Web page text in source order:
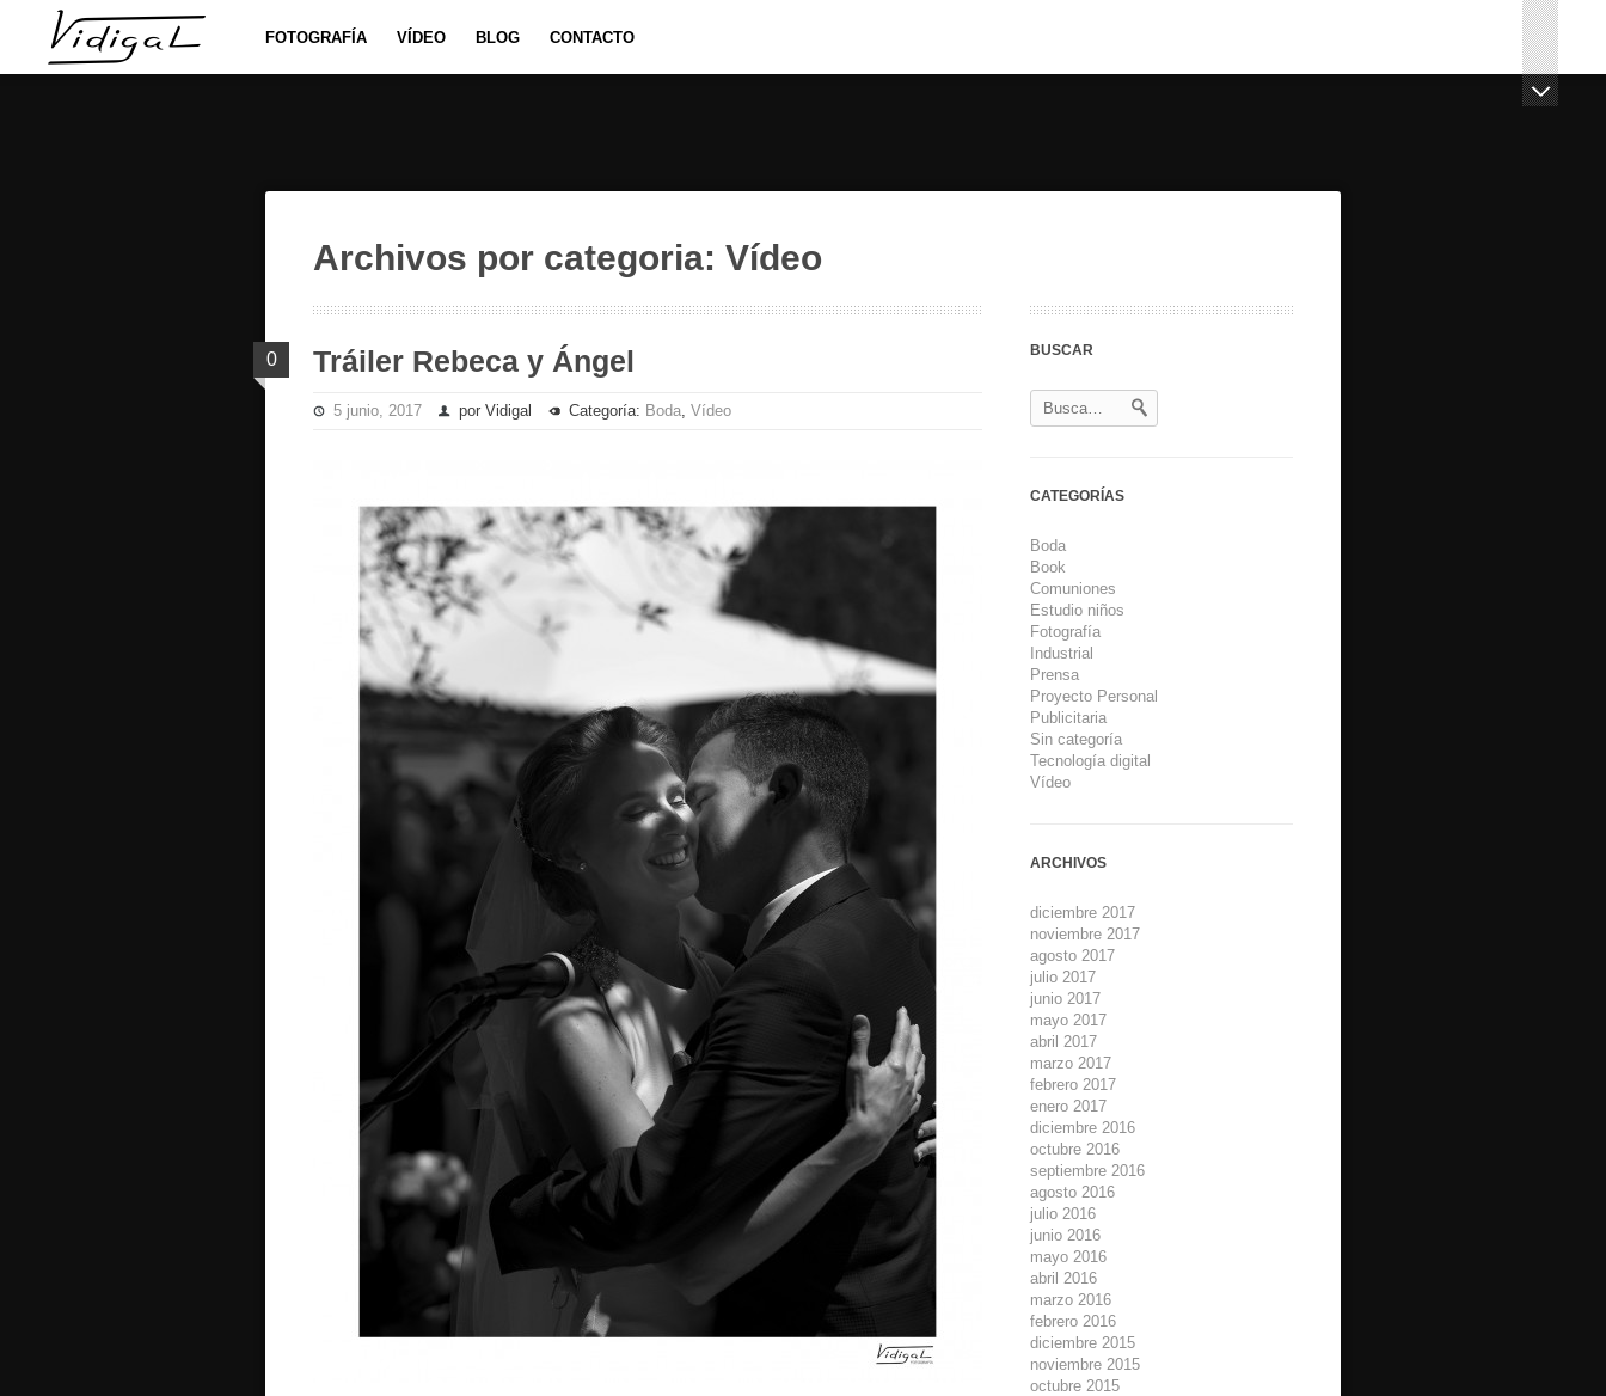
FOTOGRAFÍA VÍDEO BLOG CONTACTO
Archivos por categoria: Vídeo
Tráiler Rebeca y Ángel
5 junio, 2017 por Vidigal Categoría: Boda, Vídeo
0 BUSCAR
CATEGORÍAS
Boda
Book
Comuniones
Estudio niños
Fotografía
Industrial
Prensa
Proyecto Personal
Publicitaria
Sin categoría
Tecnología digital
Vídeo
ARCHIVOS
diciembre 2017
noviembre 2017
agosto 2017
julio 2017
junio 2017
mayo 2017
abril 2017
marzo 2017
febrero 2017
enero 2017
diciembre 2016
octubre 2016
septiembre 2016
agosto 2016
julio 2016
junio 2016
mayo 2016
abril 2016
marzo 2016
febrero 2016
diciembre 2015
noviembre 2015
octubre 2015